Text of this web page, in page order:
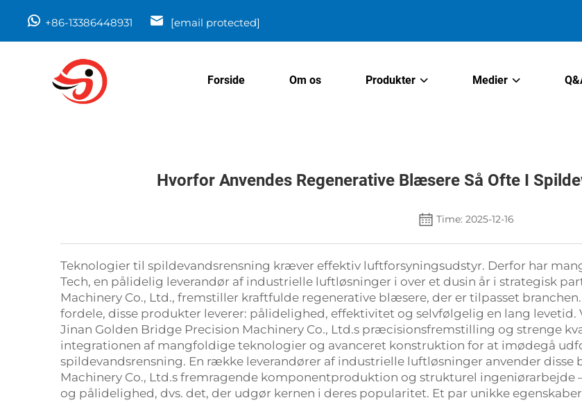
+86-13386448931 [email protected]
Forside Om os Produkter Medier
Hvorfor Anvendes Regenerative Blæsere Så Ofte I
Time: 2025-12-16
Teknologier til spildevandsrensning kræver effektiv luftforsyningsudstyr. Derfor har
Tech, en pålidelig leverandør af industrielle luftløsninger i over et dusin år i strategisk
Machinery Co., Ltd., fremstiller kraftfulde regenerative blæsere, der er tilpasset
fordele, disse produkter leverer: pålidelighed, effektivitet og selvfølgelig en lang levetid.
Jinan Golden Bridge Precision Machinery Co., Ltd.s præcisionsfremstilling og strenge
integrationen af mangfoldige teknologier og avanceret konstruktion for at imødegå
spildevandsrensning. En række leverandører af industrielle luftløsninger anvender
Machinery Co., Ltd.s fremragende komponentproduktion og strukturel
og pålidelighed, dvs. det, der udgør kernen i deres popularitet. Et par unikke